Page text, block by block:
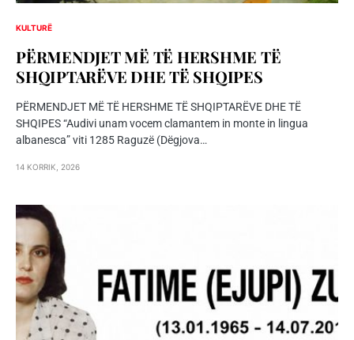
KULTURË
PËRMENDJET MË TË HERSHME TË
SHQIPTARËVE DHE TË SHQIPES
PËRMENDJET MË TË HERSHME TË SHQIPTARËVE DHE TË
SHQIPES “Audivi unam vocem clamantem in monte in lingua
albanesca” viti 1285 Raguzë (Dëgjova…
14 KORRIK, 2026